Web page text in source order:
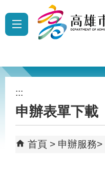
跳到主要內容區塊
:::
申辦表單下載
首頁 申辦服務